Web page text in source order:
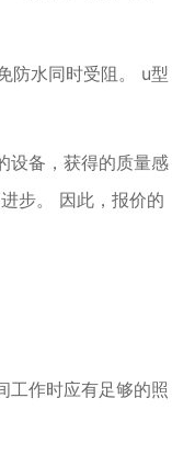
防水同时受阻。 u型
设备，获得的质量感
步。 因此，报价的
作时应有足够的照